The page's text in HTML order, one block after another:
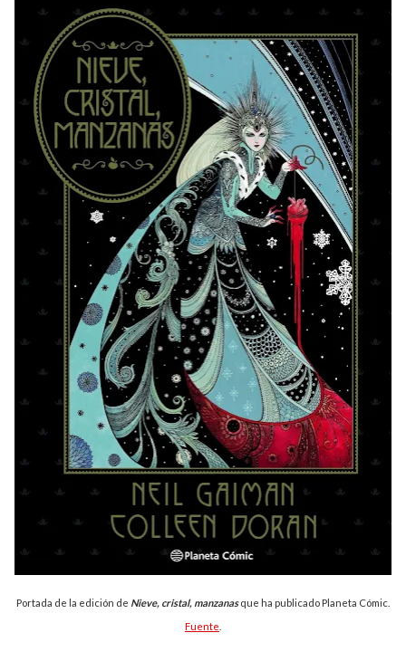
Portada de la edición de Nieve, cristal, manzanasque ha publicado Planeta Cómic.
Fuente